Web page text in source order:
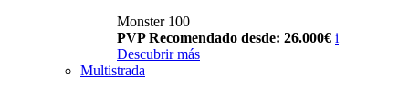
Monster 100
PVP Recomendado desde: 26.000€ i
Descubrir más
Multistrada